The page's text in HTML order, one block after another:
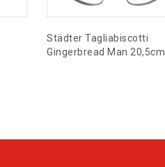
Städter Tagliabiscotti
Gingerbread Man 20,5cm